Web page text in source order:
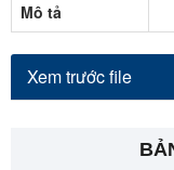
Mô tả
Xem trước file